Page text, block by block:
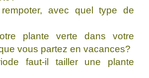
avec quel type de
plante verte dans votre
vous partez en vacances?
faut-il tailler une plante